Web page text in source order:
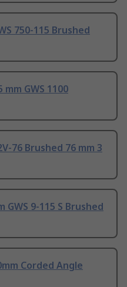
750-115 Brushed
mm GWS 1100
76 Brushed 76 mm 3
GWS 9-115 S Brushed
Corded Angle